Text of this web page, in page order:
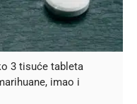
3 tisuće tableta
imao i